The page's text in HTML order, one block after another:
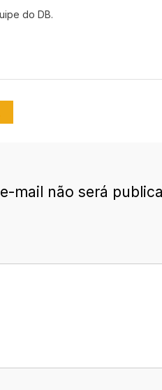
do DB.
mail não será